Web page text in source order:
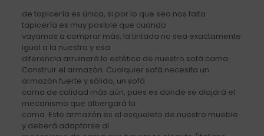
de tapicería es única, si por lo que sea nos falta
tapicería es muy posible que cuando
vayamos a comprar más, la tintada no sea exactamente
igual a la nuestra y esa
diferencia arruinará la estética de nuestro sofá cama
Construir el armazón. Cualquier sofá necesita un
armazón fuerte y sólido, un sofá
cama de calidad más aún, pues es donde se alojará el
mecanismo que albergará la
cama. Este armazón es el esqueleto de nuestro mueble
y deberá adaptarse al